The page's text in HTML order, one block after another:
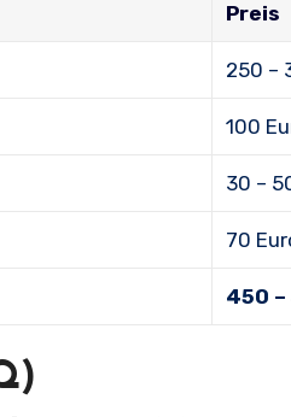
Preis
250 –
100
30 –
70
450 –